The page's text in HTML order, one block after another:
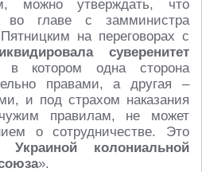
можно утверждать, что
во главе с замминистра
на переговорах с
суверенитет
в котором одна сторона
правами, а другая –
и под страхом наказания
правилам, не может
о сотрудничестве. Это
колониальной
».